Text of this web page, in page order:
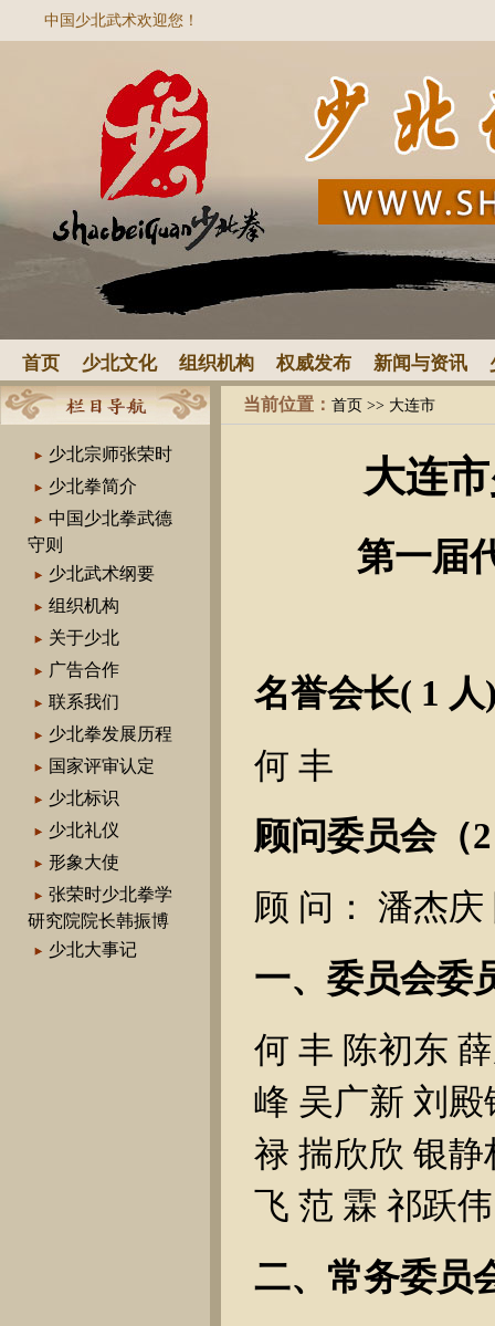
中国少北武术欢迎您！
首页 少北文化 组织机构 权威发布 新闻与资讯
少北宗师张荣时
少北拳简介
中国少北拳武德
守则
少北武术纲要
组织机构
关于少北
广告合作
联系我们
少北拳发展历程
国家评审认定
少北标识
少北礼仪
形象大使
张荣时少北拳学
研究院院长韩振博
少北大事记
当前位置： 首页 >> 大连市
大连
第一届
名誉会长( 1 人
何 丰
顾问委员会（
顾 问： 潘杰庆
一、委员会委
何 丰 陈初东
峰 吴广新 刘
禄 揣欣欣 银
飞 范 霖 祁跃伟
二、常务委员